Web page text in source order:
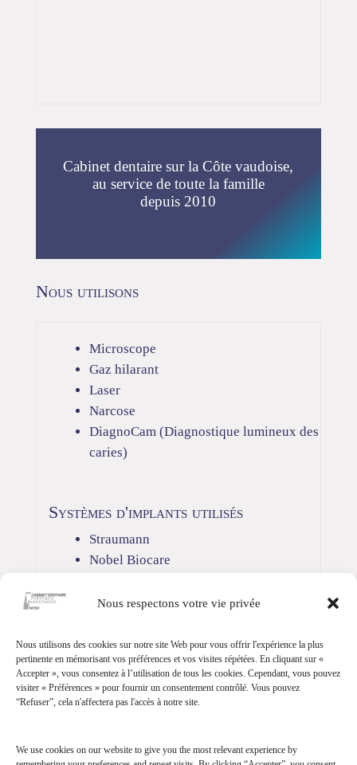
Nous respectons votre vie privée
Nous utilisons des cookies sur notre site Web pour vous offrir l'expérience la plus
pertinente en mémorisant vos préférences et vos visites répétées. En cliquant sur «
Accepter », vous consentez à l’utilisation de tous les cookies. Cependant, vous pouvez
visiter « Préférences » pour fournir un consentement contrôlé. Vous pouvez
“Refuser”, cela n'affectera pas l'accès à notre site.
We use cookies on our website to give you the most relevant experience by
Cabinet dentaire sur la Côte vaudoise,
au service de toute la famille
depuis 2010
Nous utilisons
Microscope
Gaz hilarant
Laser
Narcose
DiagnoCam (Diagnostique lumineux des
caries)
Systèmes d'implants utilisés
Straumann
Nobel Biocare
Astra Tech